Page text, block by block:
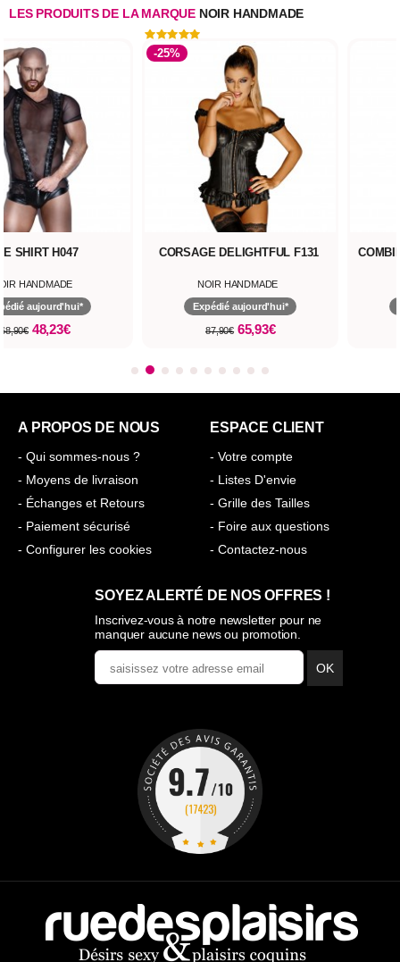
LES PRODUITS DE LA MARQUE NOIR HANDMADE
DELIGHTFUL F131
NOIR HANDMADE
Expédié aujourd'hui*
87,90€65,93€
COMBINAISON F350 LUMINARA
NOIR HANDMADE
Expédié aujourd'hui*
59,90€
A PROPOS DE NOUS
- Qui sommes-nous ?
- Moyens de livraison
- Échanges et Retours
- Paiement sécurisé
- Configurer les cookies
ESPACE CLIENT
- Votre compte
- Listes D'envie
- Grille des Tailles
- Foire aux questions
- Contactez-nous
SOYEZ ALERTÉ DE NOS OFFRES !
Inscrivez-vous à notre newsletter pour ne
manquer aucune news ou promotion.
OK